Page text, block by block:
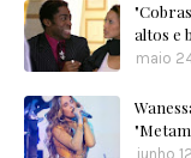
altos e
maio
junho